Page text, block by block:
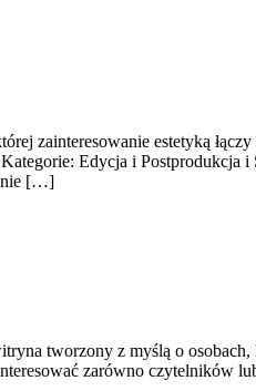
zainteresowanie estetyką łączy
Edycja i Postprodukcja
[…]
tworzony z myślą o
zarówno czytelników